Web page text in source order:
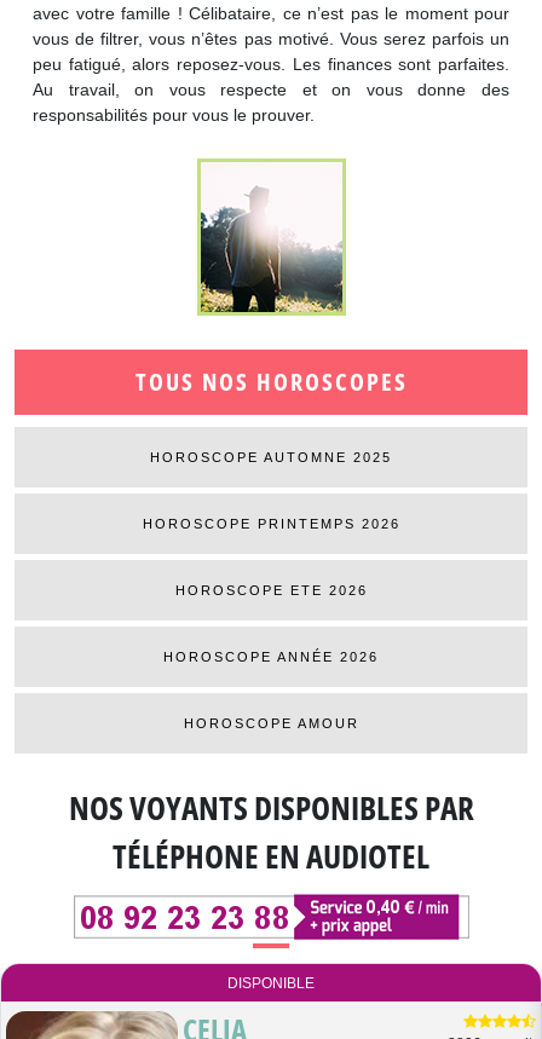
TOUS NOS HOROSCOPES
HOROSCOPE AUTOMNE 2025
HOROSCOPE PRINTEMPS 2026
HOROSCOPE ETE 2026
HOROSCOPE ANNÉE 2026
HOROSCOPE AMOUR
avec votre famille ! Célibataire, ce n’est pas le moment pour
vous de filtrer, vous n’êtes pas motivé. Vous serez parfois un
peu fatigué, alors reposez-vous. Les finances sont parfaites.
Au travail, on vous respecte et on vous donne des
responsabilités pour vous le prouver.
NOS VOYANTS DISPONIBLESPAR
TÉLÉPHONE EN AUDIOTEL
DISPONIBLE
CELIA